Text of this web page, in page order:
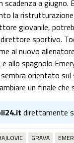
a giugno.
la
giovanile,
sportivo.
al nuovo
allo spagnolo
orientato
un finale
direttamente
GRAVA